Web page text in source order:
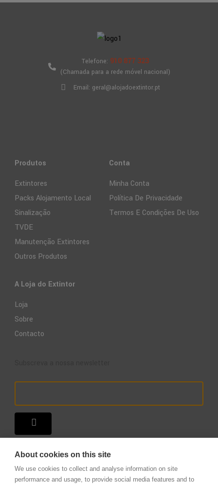
Telefone: 910 877 323
(Chamada para a rede móvel nacional)
Email: geral@alojadoextintor.pt
Produtos
Extintores
Packs Alojamento Local
Sinalização
TVDE
Manutenção Extintores
Outros Produtos
Conta
Minha Conta
Política De Privacidade
Termos E Condições De Uso
A Loja do Extintor
Loja
Sobre
Contacto
About cookies on this site
We use cookies to collect and analyse information on site
performance and usage, to provide social media features and to